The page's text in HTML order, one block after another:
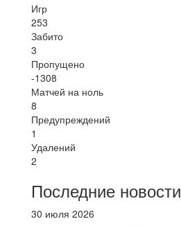
Игр
253
Забито
3
Пропущено
-1308
Матчей на ноль
8
Предупреждений
1
Удалений
2
Последние новости
30 июля 2026